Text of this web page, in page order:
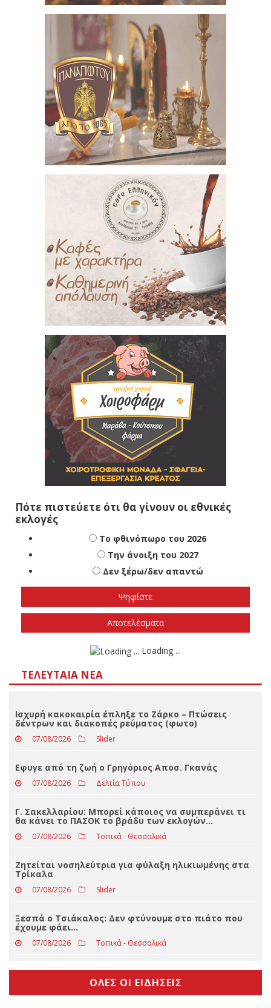
Πότε πιστεύετε ότι θα γίνουν οι εθνικές
εκλογές
Το φθινόπωρο του 2026
Την άνοιξη του 2027
Δεν ξέρω/δεν απαντώ
ΤΕΛΕΥΤΑΊΑ ΝΈΑ
Ισχυρή κακοκαιρία έπληξε το Ζάρκο – Πτώσεις
δέντρων και διακοπές ρεύματος (φωτο)
Eφυγε από τη ζωή ο Γρηγόριος Αποσ. Γκανάς
07/08/2026 Δελτία Τύπου
Γ. Σακελλαρίου: Μπορεί κάποιος να συμπεράνει τι
θα κάνει το ΠΑΣΟΚ το βράδυ των εκλογών…
07/08/2026 Τοπικά - Θεσσαλικά
Ζητείται νοσηλεύτρια για φύλαξη ηλικιωμένης στα
Τρίκαλα
07/08/2026 Slider
Ξεσπά ο Τσιάκαλος: Δεν φτύνουμε στο πιάτο που
07/08/2026 Τοπικά - Θεσσαλικά